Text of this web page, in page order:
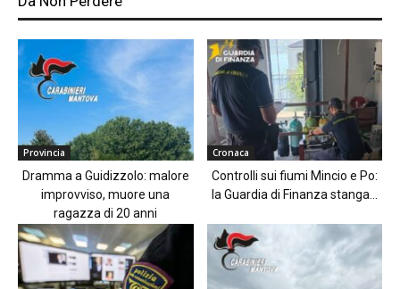
Provincia
Dramma a Guidizzolo: malore
improvviso, muore una
ragazza di 20 anni
Cronaca
Controlli sui fiumi Mincio e Po:
la Guardia di Finanza stanga...